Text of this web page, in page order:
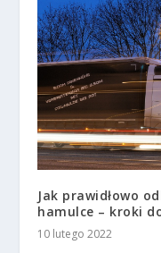
Jak prawidłowo
hamulce – kroki
10 lutego 2022